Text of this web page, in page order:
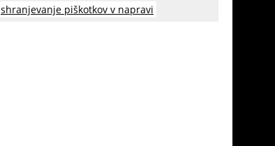
shranjevanje piškotkov v napravi